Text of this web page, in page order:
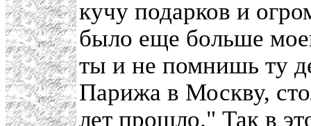
кучу подарков и
было еще больше
ты и не помнишь ту
Парижа в Москву,
лет прошло." Так в